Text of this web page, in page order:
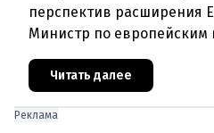
перспектив расширения
Министр по европейским
ускоренного
Читать далее
Реклама